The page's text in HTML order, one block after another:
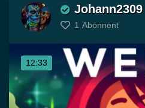
Johann2309
1 Abonnent
12:33